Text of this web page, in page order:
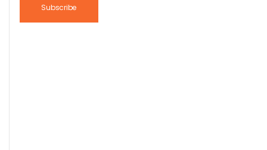
Subscribe